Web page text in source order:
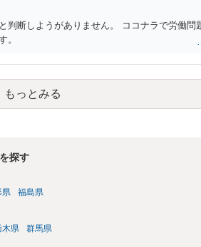
と思いますが・・・）。極めて専門的な話です
い。 以上、ご参考まで。
判断しようがありません。 ココナラで労働問
。
もっとみる
探す
県 福島県
木県 群馬県